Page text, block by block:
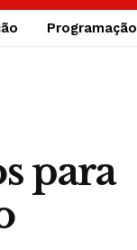
Programação
para